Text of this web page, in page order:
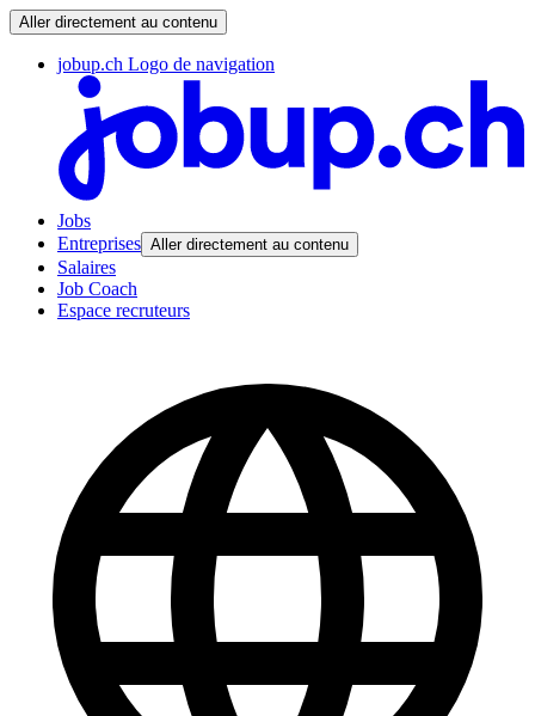
Aller directement au contenu
jobup.ch Logo de navigation
Jobs
Entreprises Aller directement au contenu
Salaires
Job Coach
Espace recruteurs